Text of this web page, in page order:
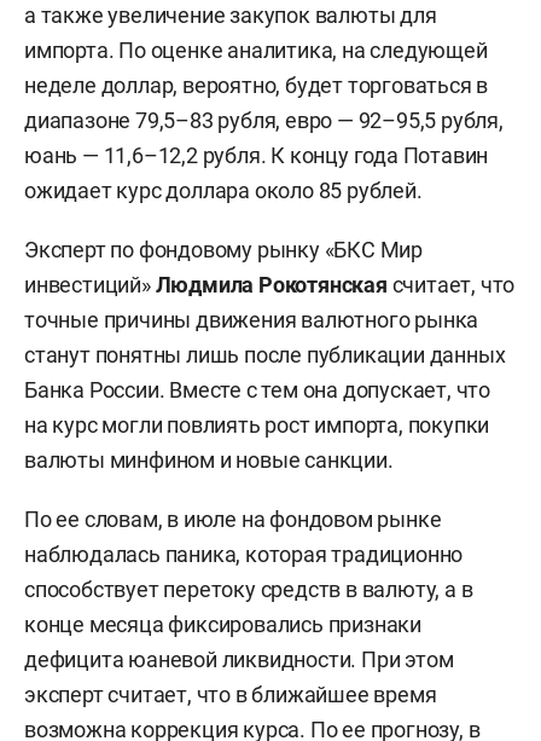
а также увеличение закупок валюты для
импорта. По оценке аналитика, на следующей
неделе доллар, вероятно, будет торговаться в
диапазоне 79,5–83 рубля, евро — 92–95,5 рубля,
юань — 11,6–12,2 рубля. К концу года Потавин
ожидает курс доллара около 85 рублей.
Эксперт по фондовому рынку «БКС Мир
инвестиций»Людмила Рокотянская считает, что
точные причины движения валютного рынка
станут понятны лишь после публикации данных
Банка России. Вместе с тем она допускает, что
на курс могли повлиять рост импорта, покупки
валюты минфином и новые санкции.
По ее словам, в июле на фондовом рынке
наблюдалась паника, которая традиционно
способствует перетоку средств в валюту, а в
конце месяца фиксировались признаки
дефицита юаневой ликвидности. При этом
эксперт считает, что в ближайшее время
возможна коррекция курса. По ее прогнозу, в